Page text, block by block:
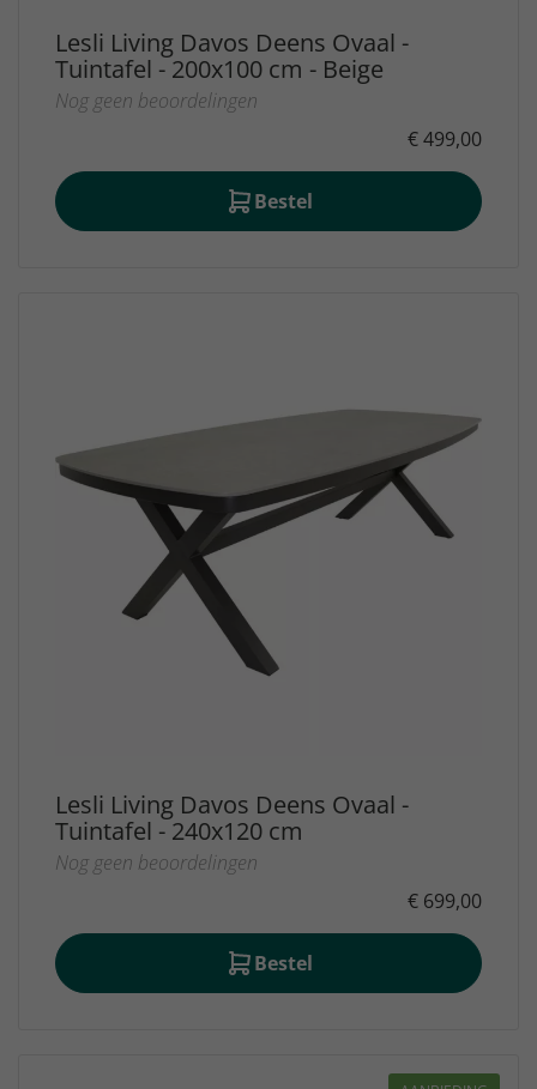
Lesli Living Davos Deens Ovaal -
Tuintafel - 200x100 cm - Beige
Nog geen beoordelingen
€ 499,00
Bestel
Lesli Living Davos Deens Ovaal -
Tuintafel - 240x120 cm
Nog geen beoordelingen
€ 699,00
Bestel